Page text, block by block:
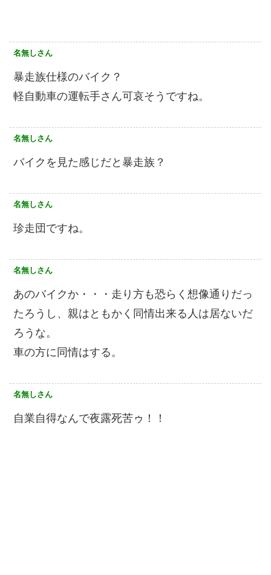
名無しさん
暴走族仕様のバイク？
軽自動車の運転手さん可哀そうですね。
名無しさん
バイクを見た感じだと暴走族？
名無しさん
珍走団ですね。
名無しさん
あのバイクか・・・走り方も恐らく想像通りだっ
たろうし、親はともかく同情出来る人は居ないだ
ろうな。
車の方に同情はする。
名無しさん
自業自得なんで夜露死苦ゥ！！